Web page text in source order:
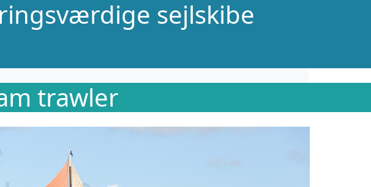
sejlskibe
trawler